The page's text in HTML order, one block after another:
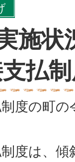
施状
払
度の町
度は、